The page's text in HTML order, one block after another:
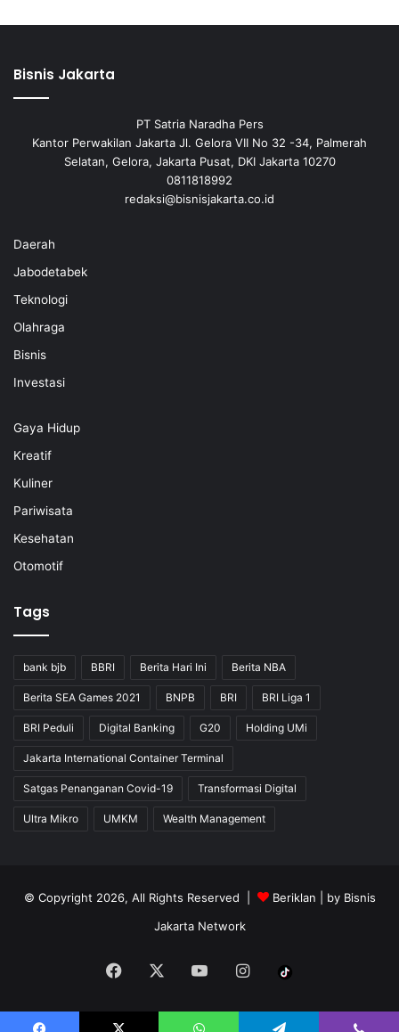
Bisnis Jakarta
PT Satria Naradha Pers
Kantor Perwakilan Jakarta Jl. Gelora VII No 32 -34, Palmerah
Selatan, Gelora, Jakarta Pusat, DKI Jakarta 10270
0811818992
redaksi@bisnisjakarta.co.id
Daerah
Jabodetabek
Teknologi
Olahraga
Bisnis
Investasi
Gaya Hidup
Kreatif
Kuliner
Pariwisata
Kesehatan
Otomotif
Tags
bank bjb BBRI Berita Hari Ini Berita NBA
Berita SEA Games 2021 BNPB BRI BRI Liga 1
BRI Peduli Digital Banking G20 Holding UMi
Jakarta International Container Terminal
Satgas Penanganan Covid-19 Transformasi Digital
Ultra Mikro UMKM Wealth Management
© Copyright 2026, All Rights Reserved | Beriklan | by Bisnis
Jakarta Network
Facebook YouTubeInstagram